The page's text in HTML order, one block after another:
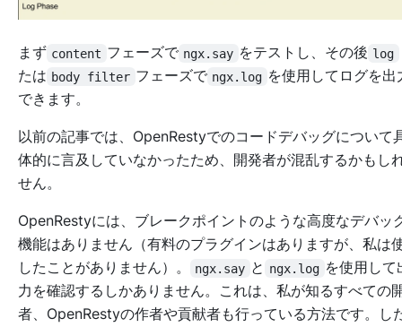
まず content フェーズで ngx.say をテストし、その後 log
たは body filter フェーズで ngx.log を使用してログを出
できます。
以前の記事では、OpenRestyでのコードデバッグについて
体的に言及していなかったため、開発者が混乱するかもし
せん。
OpenRestyには、ブレークポイントのような高度なデバッ
機能はありません（有料のプラグインはありますが、私は
したことがありません）。
ngx.say と ngx.log を使用して
力を確認するしかありません。これは、私が知るすべての
者、OpenRestyの作者や貢献者も行っている方法です。し